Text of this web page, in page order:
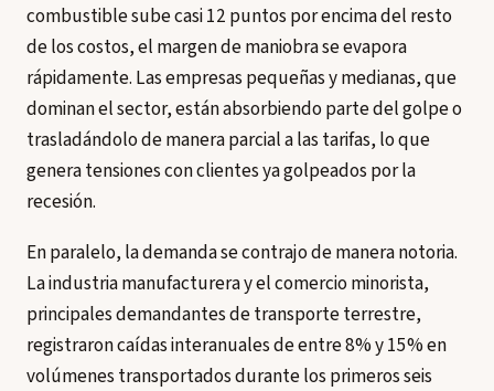
combustible sube casi 12 puntos por encima del resto
de los costos, el margen de maniobra se evapora
rápidamente. Las empresas pequeñas y medianas, que
dominan el sector, están absorbiendo parte del golpe o
trasladándolo de manera parcial a las tarifas, lo que
genera tensiones con clientes ya golpeados por la
recesión.
En paralelo, la demanda se contrajo de manera notoria.
La industria manufacturera y el comercio minorista,
principales demandantes de transporte terrestre,
registraron caídas interanuales de entre 8% y 15% en
volúmenes transportados durante los primeros seis